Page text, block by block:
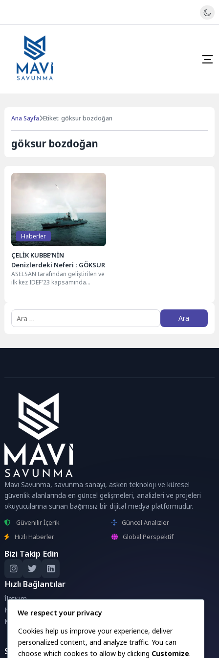
Ana Sayfa Etiket: göksur bozdoğan
göksur bozdoğan
Haberler
ÇELİK KUBBE’NİN
Denizlerdeki Neferi : GÖKSUR
ASELSAN tarafından geliştirilen ve
ilk kez IDEF'23 kapsamında
Mavi Savunma, savunma sanayi, askeri teknoloji ve küresel
güvenlik alanlarında en güncel gelişmeleri, analizleri ve projeleri
okuyucularına sunan bağımsız bir dijital medya platformudur.
Güvenilir İçerik
Güncel Analizler
Hızlı Haberler
Global Perspektif
Bizi Takip Edin
Hızlı Bağlantılar
İletişim
Hakkımızda
Künye
Savunma Sanayii Projeleri
We respect your privacy
Cookies help us improve your experience, deliver
personalized content, and analyze traffic. You can
choose which cookies to allow by clicking Customize.